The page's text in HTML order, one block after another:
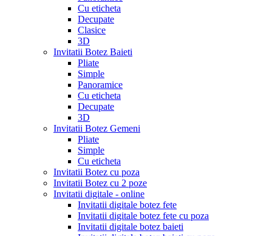
Cu eticheta
Decupate
Clasice
3D
Invitatii Botez Baieti
Pliate
Simple
Panoramice
Cu eticheta
Decupate
3D
Invitatii Botez Gemeni
Pliate
Simple
Cu eticheta
Invitatii Botez cu poza
Invitatii Botez cu 2 poze
Invitatii digitale - online
Invitatii digitale botez fete
Invitatii digitale botez fete cu poza
Invitatii digitale botez baieti